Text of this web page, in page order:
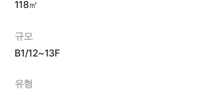
118㎡
규모
B1/12~13F
유형